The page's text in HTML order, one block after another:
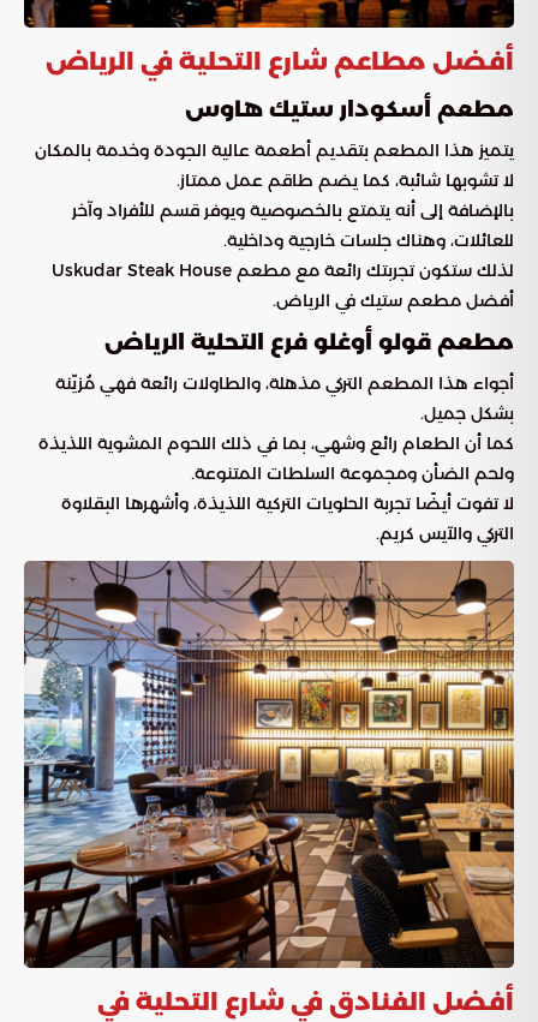
أفضل مطاعم شارع التحلية في الرياض
مطعم أسكودار ستيك هاوس
يتميز هذا المطعم بتقديم أطعمة عالية الجودة وخدمة بالمكان
لا تشوبها شائبة، كما يضم طاقم عمل ممتاز.
بالإضافة إلى أنه يتمتع بالخصوصية ويوفر قسم للأفراد وآخر
للعائلات، وهناك جلسات خارجية وداخلية.
لذلك ستكون تجربتك رائعة مع مطعم Uskudar Steak House
أفضل مطعم ستيك في الرياض.
مطعم قولو أوغلو فرع التحلية الرياض
أجواء هذا المطعم التركي مذهلة، والطاولات رائعة فهي مُزيّنة
بشكل جميل.
كما أن الطعام رائع وشهي، بما في ذلك اللحوم المشوية اللذيذة
ولحم الضأن ومجموعة السلطات المتنوعة.
لا تفوت أيضًا تجربة الحلويات التركية اللذيذة، وأشهرها البقلاوة
التركي والآيس كريم.
أفضل الفنادق في شارع التحلية في